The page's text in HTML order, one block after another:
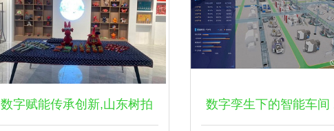
数字赋能传承创新,山东树拍 数字孪生下的智能车间